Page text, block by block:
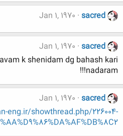
sacred
Jan 1, 1970
sacred
Jan 1, 1970
k shenidam dg bahash kari
nadaram!!!
sacred
Jan 1, 1970
eng.ir/showthread.php/226004-